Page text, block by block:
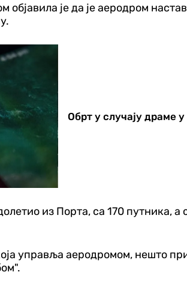
објавила је да је аеродром
Обрт у случају драме
из Порта, са 170 путника,
управља аеродромом, нешто